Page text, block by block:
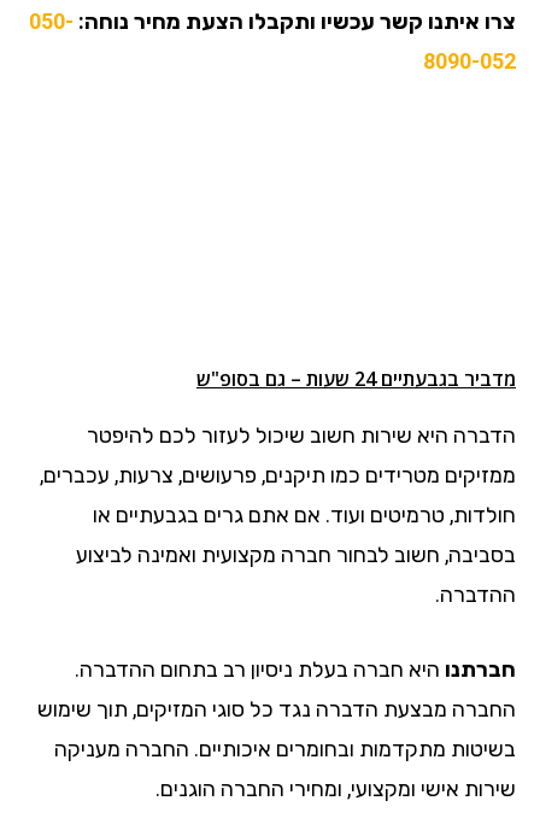
צרו איתנו קשר עכשיו ותקבלו הצעת מחיר נוחה: 050-
8090-052
מדביר בגבעתיים 24 שעות – גם בסופ"ש
הדברה היא שירות חשוב שיכול לעזור לכם להיפטר
ממזיקים מטרידים כמו תיקנים, פרעושים, צרעות, עכברים,
חולדות, טרמיטים ועוד. אם אתם גרים בגבעתיים או
בסביבה, חשוב לבחור חברה מקצועית ואמינה לביצוע
ההדברה.
חברתנו היא חברה בעלת ניסיון רב בתחום ההדברה.
החברה מבצעת הדברה נגד כל סוגי המזיקים, תוך שימוש
בשיטות מתקדמות ובחומרים איכותיים. החברה מעניקה
שירות אישי ומקצועי, ומחירי החברה הוגנים.